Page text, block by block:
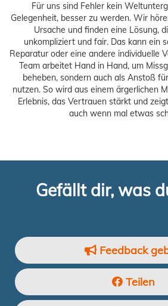
Für uns sind Fehler kein
Gelegenheit, besser zu werden. Wir
Ursache und finden eine Lösung,
unkompliziert und fair. Das kann ein
Reparatur oder eine andere individuelle
Team arbeitet Hand in Hand, um
beheben, sondern auch als Anstoß
nutzen. So wird aus einem ärgerlichen
Erlebnis, das Vertrauen stärkt und
auch wenn mal etwas
Gefällt dir, was
Feedback
Teilen